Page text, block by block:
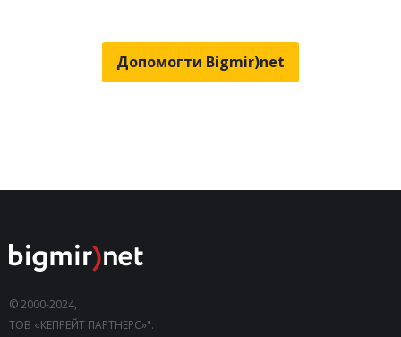
Допомогти Bigmir)net
© 2000-2024,
ТОВ «КЕПРЕЙТ ПАРТНЕРС»".